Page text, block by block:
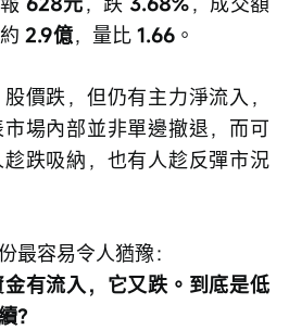
2.9億，量比 1.66 。
價跌，但仍有主力淨流入，
場內部並非單邊撤退，而可
跌吸納，也有人趁反彈市況
最容易令人猶豫：
有流入，它又跌。到底是低
？